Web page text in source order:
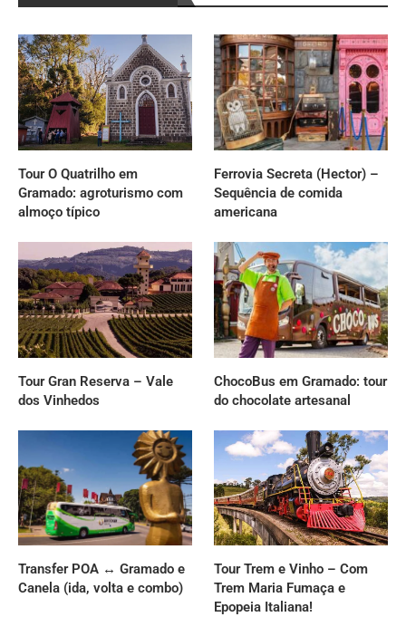
Tour O Quatrilho em
Gramado: agroturismo com
almoço típico
Ferrovia Secreta (Hector) –
Sequência de comida
americana
Tour Gran Reserva – Vale
dos Vinhedos
ChocoBus em Gramado: tour
do chocolate artesanal
Transfer POA ↔ Gramado e
Canela (ida, volta e combo)
Tour Trem e Vinho – Com
Trem Maria Fumaça e
Epopeia Italiana!